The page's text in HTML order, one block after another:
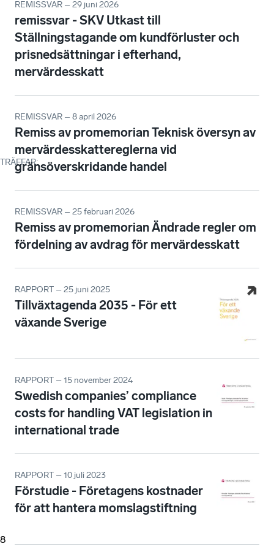
TRÄFFAR:
8
REMISSVAR – 29 juni 2026
remissvar - SKV Utkast till
Ställningstagande om kundförluster och
prisnedsättningar i efterhand,
mervärdesskatt
REMISSVAR – 8 april 2026
Remiss av promemorian Teknisk översyn av
mervärdesskattereglerna vid
gränsöverskridande handel
REMISSVAR – 25 februari 2026
Remiss av promemorian Ändrade regler om
fördelning av avdrag för mervärdesskatt
RAPPORT – 25 juni 2025
Tillväxtagenda 2035 - För ett
växande Sverige
RAPPORT – 15 november 2024
Swedish companies’ compliance
costs for handling VAT legislation in
international trade
RAPPORT – 10 juli 2023
Förstudie - Företagens kostnader
för att hantera momslagstiftning